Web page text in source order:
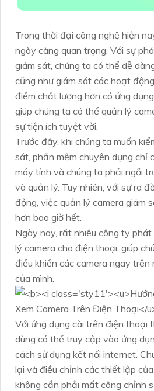
Trong thời đại công nghệ hiện
ngày càng quan trọng. Với sự
giám sát, chúng ta có thể dễ
cũng như giám sát các hoạt
điểm chất lượng hơn có ứng
giúp chúng ta có thể quản lý
sự tiện ích tuyệt vời.
Trước đây, khi chúng ta muốn
sát, phần mềm chuyên dụng chỉ
máy tính và chúng ta phải ngồi
và quản lý. Tuy nhiên, với sự ra
động, việc quản lý camera giám
hơn bao giờ hết.
Ngày nay, rất nhiều công ty
lý camera cho điện thoại, giúp
điều khiển các camera ngay trên
của mình. ️
Với ứng dụng cài trên điện thoại
dùng có thể truy cập vào ứng
cách sử dụng kết nối internet.
lại và điều chỉnh các thiết lập
không cần phải mất công chỉnh